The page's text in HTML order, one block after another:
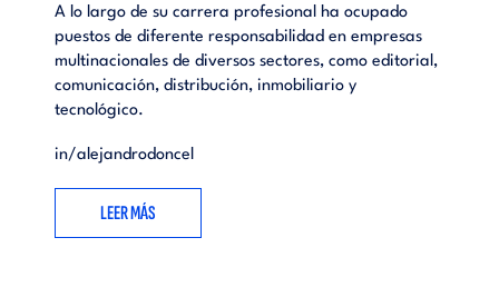
A lo largo de su carrera profesional ha ocupado
puestos de diferente responsabilidad en empresas
multinacionales de diversos sectores, como editorial,
comunicación, distribución, inmobiliario y
tecnológico.
in/alejandrodoncel
LEER MÁS